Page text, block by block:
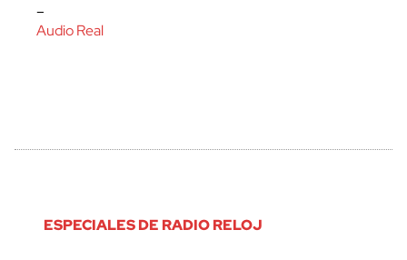
–
Audio Real
ESPECIALES DE RADIO RELOJ